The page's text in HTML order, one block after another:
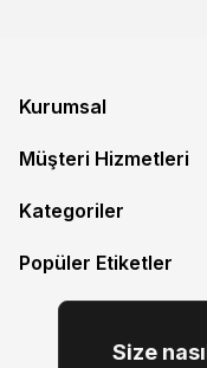
Kurumsal
Müşteri Hizmetleri
Kategoriler
Popüler Etiketler
Size